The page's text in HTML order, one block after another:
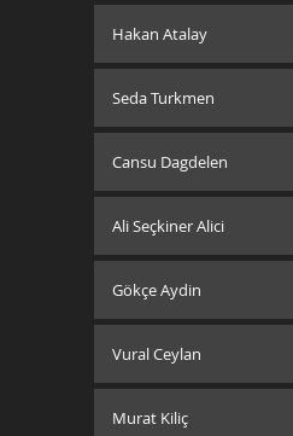
Hakan Atalay
Seda Turkmen
Cansu Dagdelen
Ali Seçkiner Alici
Gökçe Aydin
Vural Ceylan
Murat Kiliç